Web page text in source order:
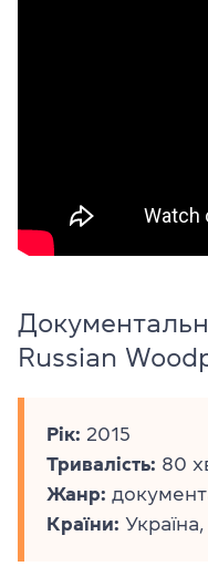
Russian
Рік: 2015
Тривалість: 80
Жанр:
Країни: